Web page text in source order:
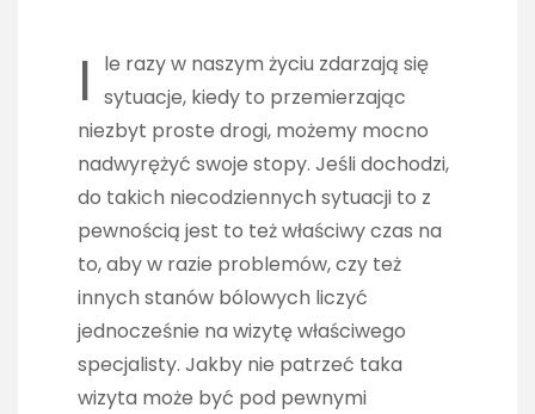
I
le razy w naszym życiu zdarzają się
sytuacje, kiedy to przemierzając
niezbyt proste drogi, możemy mocno
nadwyrężyć swoje stopy. Jeśli dochodzi,
do takich niecodziennych sytuacji to z
pewnością jest to też właściwy czas na
to, aby w razie problemów, czy też
innych stanów bólowych liczyć
jednocześnie na wizytę właściwego
specjalisty. Jakby nie patrzeć taka
wizyta może być pod pewnymi